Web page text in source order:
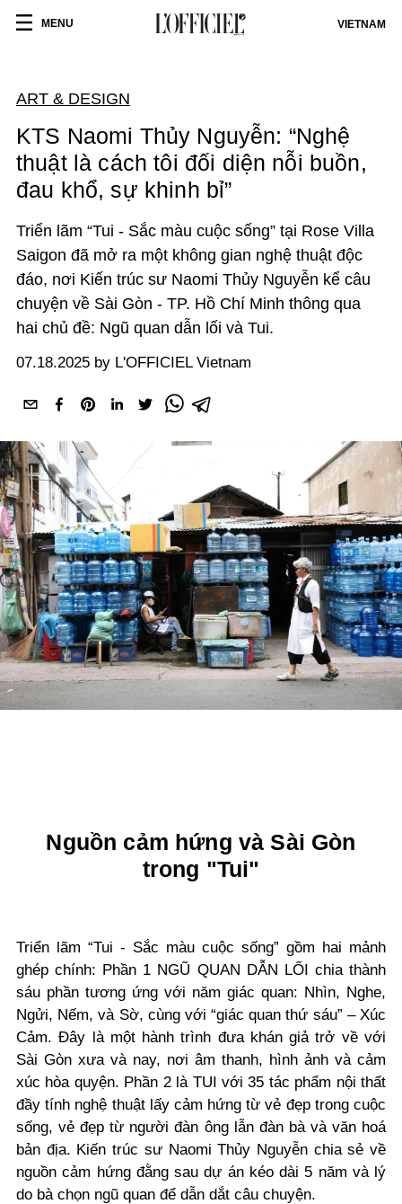
MENU VIETNAM
ART & DESIGN
KTS Naomi Thủy Nguyễn: “Nghệ
thuật là cách tôi đối diện nỗi buồn,
đau khổ, sự khinh bỉ”
Triển lãm “Tui - Sắc màu cuộc sống” tại Rose Villa
Saigon đã mở ra một không gian nghệ thuật độc
đáo, nơi Kiến trúc sư Naomi Thủy Nguyễn kể câu
chuyện về Sài Gòn - TP. Hồ Chí Minh thông qua
hai chủ đề: Ngũ quan dẫn lối và Tui.
07.18.2025 by L'OFFICIEL Vietnam
Nguồn cảm hứng và Sài Gòn
trong "Tui"
Triển lãm “Tui - Sắc màu cuộc sống” gồm hai mảnh
ghép chính: Phần 1 NGŨ QUAN DẪN LỐI chia thành
sáu phần tương ứng với năm giác quan: Nhìn, Nghe,
Ngửi, Nếm, và Sờ, cùng với “giác quan thứ sáu” – Xúc
Cảm. Đây là một hành trình đưa khán giả trở về với
Sài Gòn xưa và nay, nơi âm thanh, hình ảnh và cảm
xúc hòa quyện. Phần 2 là TUI với 35 tác phẩm nội thất
đầy tính nghệ thuật lấy cảm hứngtừ vẻ đẹp trong cuộc
sống, vẻ đẹp từ người đàn ông lẫn đàn bà và văn hoá
bản địa. Kiến trúc sư Naomi Thủy Nguyễn chia sẻ về
nguồn cảm hứng đằng sau dự án kéo dài 5 năm và lý
do bà chọn ngũ quan để dẫn dắt câu chuyện.